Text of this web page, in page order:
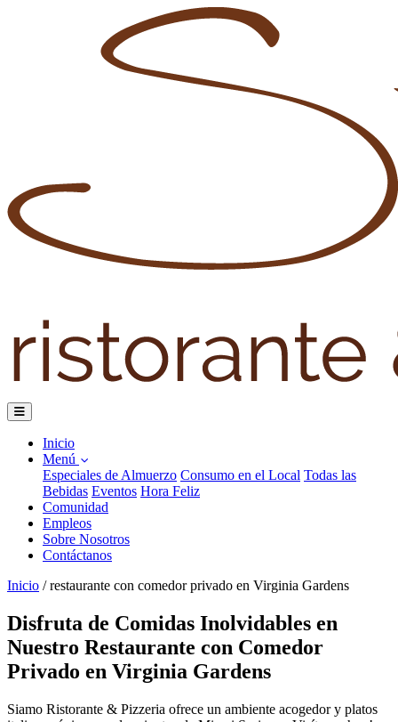
Inicio
Menú
Especiales de Almuerzo Consumo en el Local Todas las
Bebidas Eventos Hora Feliz
Comunidad
Empleos
Sobre Nosotros
Contáctanos
Inicio / restaurante con comedor privado en Virginia Gardens
Disfruta de Comidas Inolvidables en
Nuestro Restaurante con Comedor
Privado en Virginia Gardens
Siamo Ristorante & Pizzeria ofrece un ambiente acogedor y platos